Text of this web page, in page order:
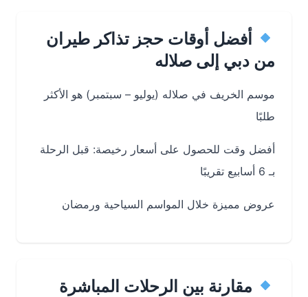
أفضل أوقات حجز تذاكر طيران
من دبي إلى صلاله
موسم الخريف في صلاله (يوليو – سبتمبر) هو الأكثر
أفضل وقت للحصول على أسعار رخيصة: قبل الرحلة
عروض مميزة خلال المواسم السياحية ورمضان
مقارنة بين الرحلات المباشرة